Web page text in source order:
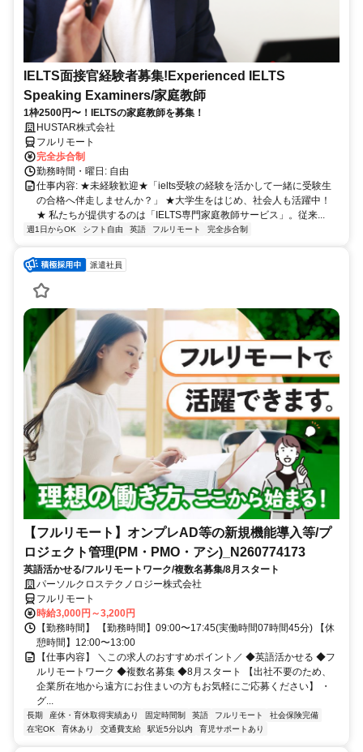
IELTS面接官経験者募集!Experienced IELTS
Speaking Examiners/家庭教師
1枠2500円〜！IELTSの家庭教師を募集！
HUSTAR株式会社
フルリモート
完全歩合制
勤務時間・曜日: 自由
仕事内容: ★未経験歓迎★「ielts受験の経験を活かして一緒に受験生
の合格へ伴走しませんか？」 ★大学生をはじめ、社会人も活躍中！
★ 私たちが提供するのは「IELTS専門家庭教師サービス」。従来...
週1日からOK シフト自由 英語 フルリモート 完全歩合制
派遣社員
【フルリモート】オンプレAD等の新規機能導入等/プ
ロジェクト管理(PM・PMO・アシ)_N260774173
英語活かせる/フルリモートワーク/複数名募集/8月スタート
パーソルクロステクノロジー株式会社
フルリモート
時給3,000円～3,200円
【勤務時間】 【勤務時間】09:00〜17:45(実働時間07時間45分) 【休
憩時間】12:00〜13:00
【仕事内容】 ＼この求人のおすすめポイント／ ◆英語活かせる ◆フ
ルリモートワーク ◆複数名募集 ◆8月スタート 【出社不要のため、
企業所在地から遠方にお住まいの方もお気軽にご応募ください】 ・
グ...
長期 産休・育休取得実績あり 固定時間制 英語 フルリモート
社会保険完備
在宅OK
育休あり 交通費支給 駅近5分以内 育児サポートあり